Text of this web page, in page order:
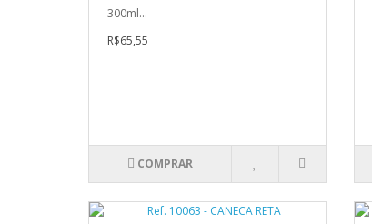
300ml...
R$65,55
COMPRAR